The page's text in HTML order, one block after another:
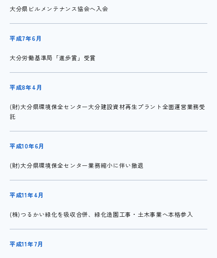
大分県ビルメンテナンス協会へ入会
平成7年6月
大分労働基準局「進歩賞」受賞
平成8年4月
(財)大分県環境保全センター大分建設資材再生プラント全面運営業務受
託
平成10年6月
(財)大分県環境保全センター業務縮小に伴い撤退
平成11年4月
(株)つるかい緑化を吸収合併、緑化造園工事・土木事業へ本格参入
平成11年7月